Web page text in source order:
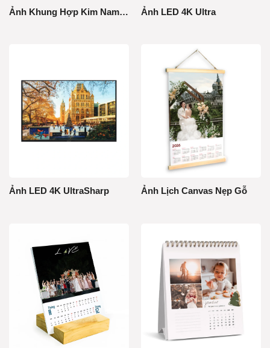
Ảnh Khung Hợp Kim Nam Châm Ảnh LED 4K Ultra
Ảnh LED 4K UltraSharp Ảnh Lịch Canvas Nẹp Gỗ